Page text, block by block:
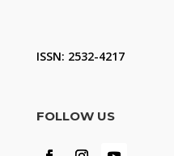
ISSN: 2532-4217
FOLLOW US